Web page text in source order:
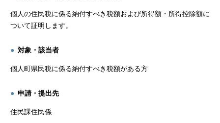
個人の住民税に係る納付すべき税額および所得額・所得控除額に
ついて証明します。
対象・該当者
個人町県民税に係る納付すべき税額がある方
申請・提出先
住民課住民係